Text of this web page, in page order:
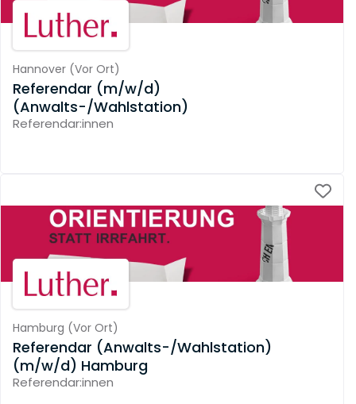
Hannover (Vor Ort)
Referendar (m/w/d)
(Anwalts-/Wahlstation)
Referendar:innen
Hamburg (Vor Ort)
Referendar (Anwalts-/Wahlstation)
(m/w/d) Hamburg
Referendar:innen